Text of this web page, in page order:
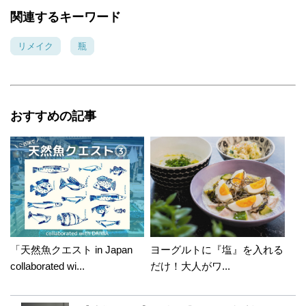
関連するキーワード
リメイク 瓶
おすすめの記事
「天然魚クエスト in Japan
collaborated wi...
ヨーグルトに『塩』を入れる
だけ！大人がワ...